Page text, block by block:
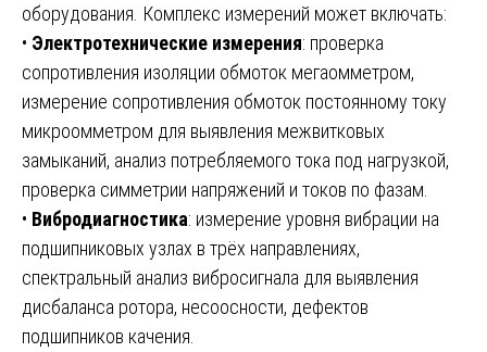
оборудования. Комплекс измерений может включать:
• Электротехнические измерения: проверка
сопротивления изоляции обмоток мегаомметром,
измерение сопротивления обмоток постоянному току
микроомметром для выявления межвитковых
замыканий, анализ потребляемого тока под нагрузкой,
проверка симметрии напряжений и токов по фазам.
• Вибродиагностика: измерение уровня вибрации на
подшипниковых узлах в трёх направлениях,
спектральный анализ вибросигнала для выявления
дисбаланса ротора, несоосности, дефектов
подшипников качения.